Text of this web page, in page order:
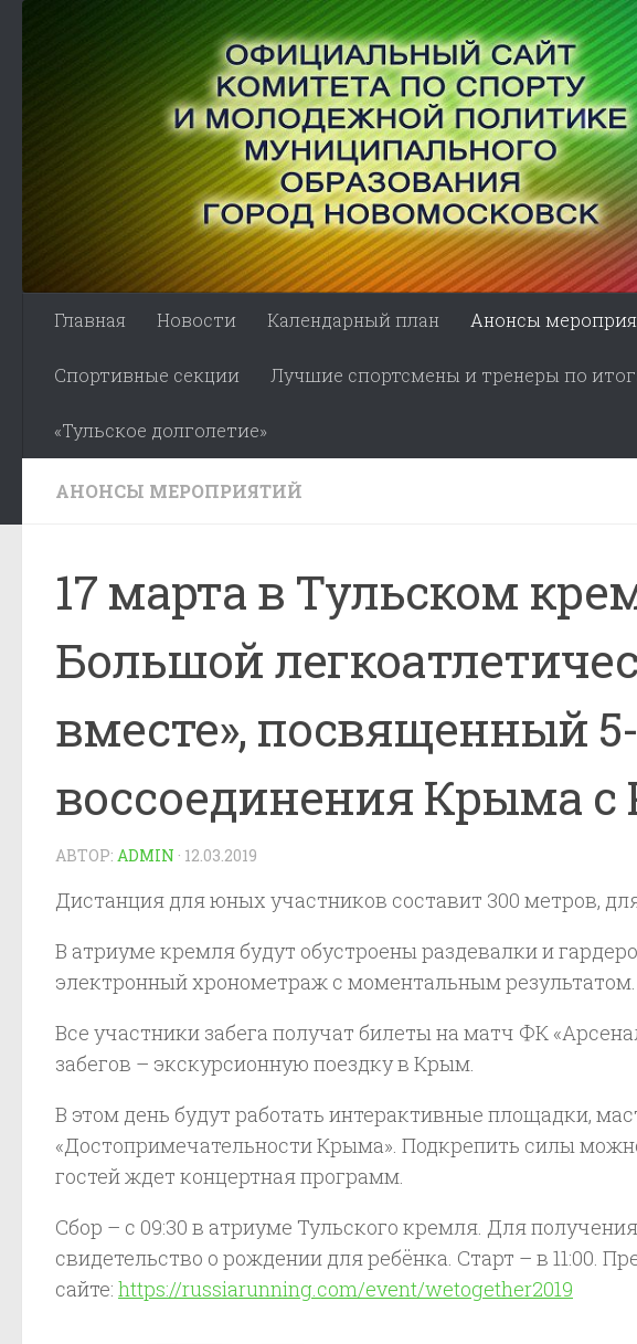
Главная Новости Календарный план Анонсы
Спортивные секции Лучшие спортсмены и тренеры по
«Тульское долголетие»
АНОНСЫ МЕРОПРИЯТИЙ
17 марта в Тульском
Большой
вместе», посвященный
воссоединения Крыма с
АВТОР: ADMIN · 12.03.2019
Дистанция для юных участников составит 300 метров,
В атриуме кремля будут обустроены раздевалки и
электронный хронометраж с моментальным результатом.
Все участники забега получат билеты на матч ФК
забегов – экскурсионную поездку в Крым.
В этом день будут работать интерактивные площадки,
«Достопримечательности Крыма». Подкрепить силы
гостей ждет концертная программ.
Сбор – с 09:30 в атриуме Тульского кремля. Для
свидетельство о рождении для ребёнка. Старт – в 11:00.
сайте: https://russiarunning.com/event/wetogether2019